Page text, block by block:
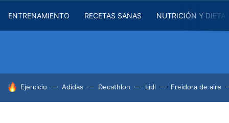
ENTRENAMIENTO RECETAS SANAS NUTRICIÓN Y
HOY SE HABLA DE
Ejercicio Adidas Decathlon Lidl Freidora de aire